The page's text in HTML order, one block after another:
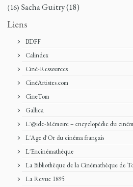
(16) Sacha Guitry(18)
Liens
BDFF
Calindex
Ciné-Ressources
CinéArtistes.com
CineTom
Gallica
L'@ide-Mémoire – encyclopédie du
L'Age d'Or du cinéma français
L'Encinémathèque
La Bibliothèque de la Cinémathèque de
La Revue 1895